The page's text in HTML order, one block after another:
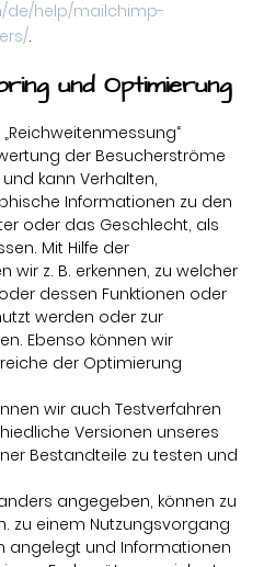
de/help/mailchimp-
.
und Optimierung
der Besucherströme
kann Verhalten,
Informationen zu den
oder das Geschlecht, als
Mit Hilfe der
wir z. B. erkennen, zu welcher
dessen Funktionen oder
werden oder zur
Ebenso können wir
der Optimierung
wir auch Testverfahren
Versionen unseres
Bestandteile zu testen und
angegeben, können zu
zu einem Nutzungsvorgang
angelegt und Informationen